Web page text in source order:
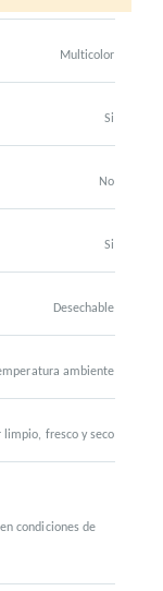
Multicolor
Si
No
Si
Desechable
ambiente
fresco y seco
condiciones de